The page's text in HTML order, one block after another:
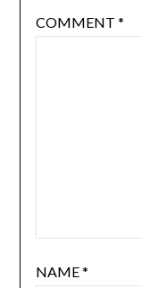
COMMENT *
NAME*